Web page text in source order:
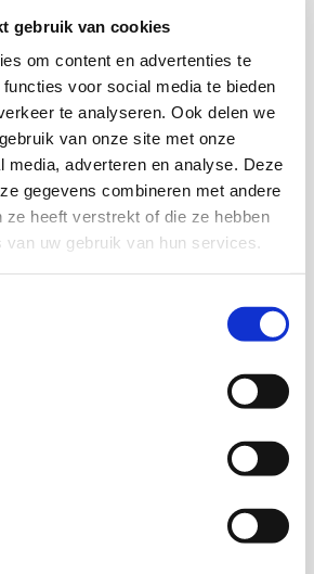
gebruik van cookies
om content en advertenties te
voor social media te bieden
te analyseren. Ook delen we
van onze site met onze
media, adverteren en analyse. Deze
gegevens combineren met andere
ze heeft verstrekt of die ze hebben
uw gebruik van hun services.
van Dongen